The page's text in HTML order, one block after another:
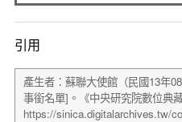
引用